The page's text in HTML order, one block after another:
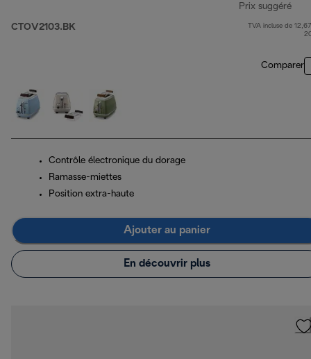
CTOV2103.BK
Prix suggéré
prix
TVA incluse de
Comparer
Contrôle électronique du dorage
Ramasse-miettes
Position extra-haute
Ajouter au panier
En découvrir plus